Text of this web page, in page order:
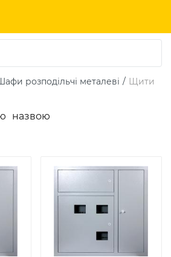
розподільчі металеві
Щити
назвою